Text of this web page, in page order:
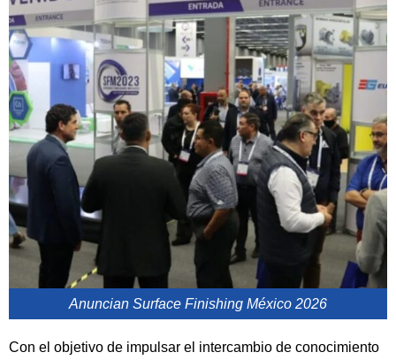
Anuncian Surface Finishing México 2026
Con el objetivo de impulsar el intercambio de conocimiento